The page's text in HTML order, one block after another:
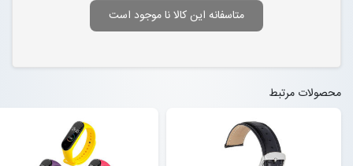
متاسفانه این کالا نا موجود است
محصولات مرتبط